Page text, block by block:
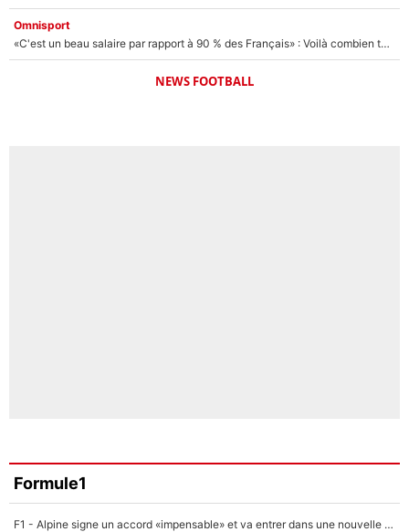
Omnisport
«C'est un beau salaire par rapport à 90 % des Français» : Voilà combien touchait Nelson Monfort sur France Télévisions avant de rejoindre CNews
NEWS FOOTBALL
Formule1
F1 - Alpine signe un accord «impensable» et va entrer dans une nouvelle dimension : Grande nouvelle pour Pierre Gasly !